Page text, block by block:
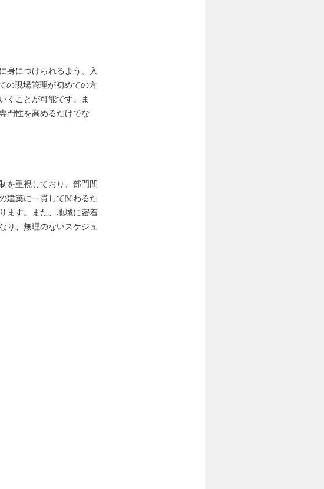
身につけられるよう、入
の現場管理が初めての方
くことが可能です。ま
門性を高めるだけでな
を重視しており、部門間
建築に一貫して関わるた
ます。また、地域に密着
り、無理のないスケジュ